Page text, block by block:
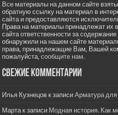
Все материалы на данном сайте
обратную ссылку на материал в
сайта и предоставляются
Права на материалы принадлежат их
сайта ответственности за
обнаружили на нашем сайте
права, принадлежащие Вам, Вашей
пожалуйста,сообщите нам.
Свежие комментарии
Илья Кузнецов к записиАрматура для
Мартак записи Модная история. Как